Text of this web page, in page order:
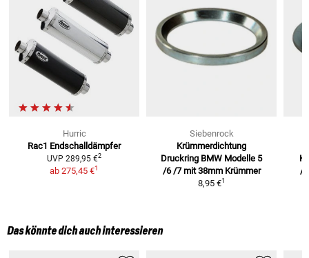
Hurric
Rac1 Endschalldämpfer
UVP 289,95 €2
ab 275,45 €1
Siebenrock
Krümmerdichtung
Druckring BMW Modelle 5
/6 /7 mit 38mm Krümmer
8,95 €1
/
Das könnte dich auch interessieren